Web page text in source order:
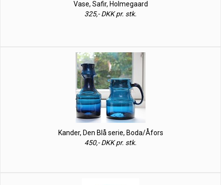
Vase, Safir, Holmegaard
325,- DKK pr. stk.
Kander, Den Blå serie, Boda/Åfors
450,- DKK pr. stk.